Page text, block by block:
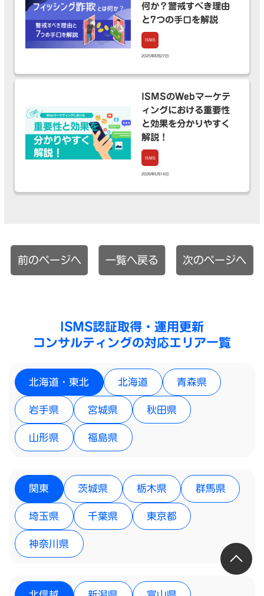
ISMS
2025年8月27日
何か？警戒すべき理由
と7つの手口を解説
ISMS
2026年5月14日
ISMSのWebマーケテ
ィングにおける重要性
と効果を分かりやすく
解説！
前のページへ 一覧へ戻る 次のページへ
ISMS認証取得・運用更新
コンサルティングの対応エリア一覧
北海道・東北 北海道 青森県
岩手県 宮城県 秋田県
山形県 福島県
関東 茨城県 栃木県 群馬県
埼玉県 千葉県 東京都
神奈川県